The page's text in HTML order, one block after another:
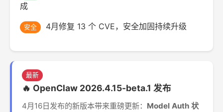
成
安全 4月修复 13 个 CVE，安全加固持续升级
最新
🔥 OpenClaw 2026.4.15-beta.1 发布
4月16日发布的新版本带来重磅更新： Model Auth 状